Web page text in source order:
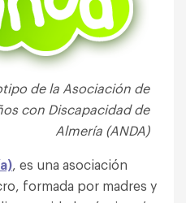
de la Asociación de
con Discapacidad de
Almería (ANDA)
, es una asociación
formada por madres y